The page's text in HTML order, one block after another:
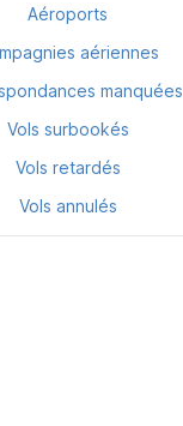
Aéroports
aériennes
manquées
Vols surbookés
Vols retardés
Vols annulés